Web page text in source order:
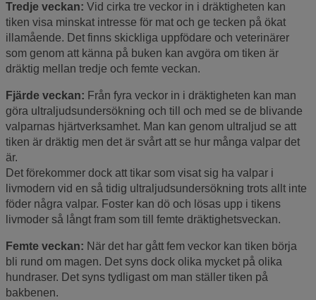
Tredje veckan: Vid cirka tre veckor in i dräktigheten kan
tiken visa minskat intresse för mat och ge tecken på ökat
illamående. Det finns skickliga uppfödare och veterinärer
som genom att känna på buken kan avgöra om tiken är
dräktig mellan tredje och femte veckan.
Fjärde veckan: Från fyra veckor in i dräktigheten kan man
göra ultraljudsundersökning och till och med se de blivande
valparnas hjärtverksamhet. Man kan genom ultraljud se att
tiken är dräktig men det är svårt att se hur många valpar det
är.
Det förekommer dock att tikar som visat sig ha valpar i
livmodern vid en så tidig ultraljudsundersökning trots allt inte
föder några valpar. Foster kan dö och lösas upp i tikens
livmoder så långt fram som till femte dräktighetsveckan.
Femte veckan: När det har gått fem veckor kan tiken börja
bli rund om magen. Det syns dock olika mycket på olika
hundraser. Det syns tydligast om man ställer tiken på
bakbenen.